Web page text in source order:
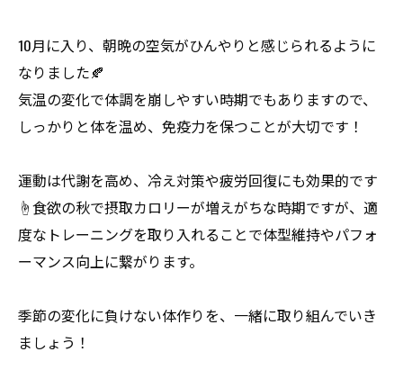
10月に入り、朝晩の空気がひんやりと感じられるように
なりました🍂
気温の変化で体調を崩しやすい時期でもありますので、
しっかりと体を温め、免疫力を保つことが大切です！
運動は代謝を高め、冷え対策や疲労回復にも効果的です
☝️食欲の秋で摂取カロリーが増えがちな時期ですが、適
度なトレーニングを取り入れることで体型維持やパフォ
ーマンス向上に繋がります。
季節の変化に負けない体作りを、一緒に取り組んでいき
ましょう！